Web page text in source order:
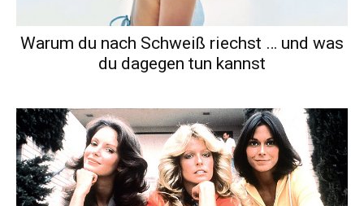
Warum du nach Schweiß riechst … und was
du dagegen tun kannst